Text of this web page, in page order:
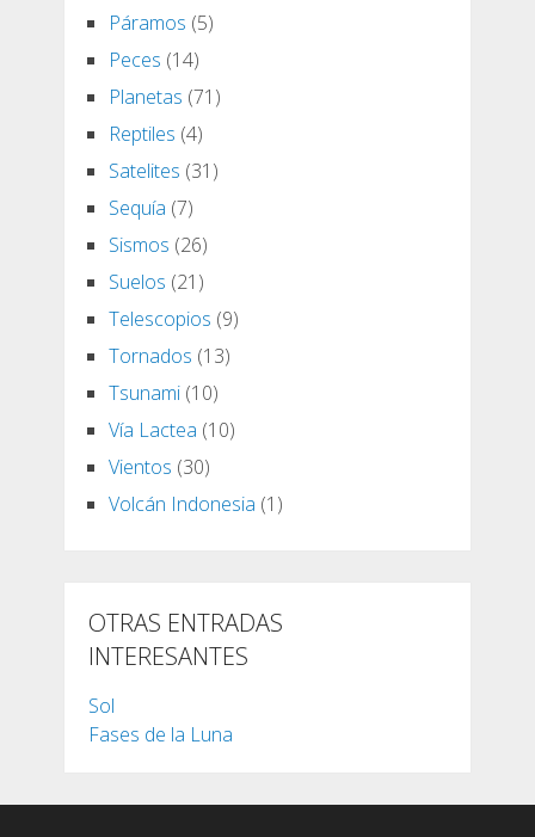
Páramos (5)
Peces (14)
Planetas (71)
Reptiles (4)
Satelites (31)
Sequía (7)
Sismos (26)
Suelos (21)
Telescopios (9)
Tornados (13)
Tsunami(10)
Vía Lactea (10)
Vientos (30)
Volcán Indonesia (1)
OTRAS ENTRADAS
INTERESANTES
Sol
Fases de la Luna